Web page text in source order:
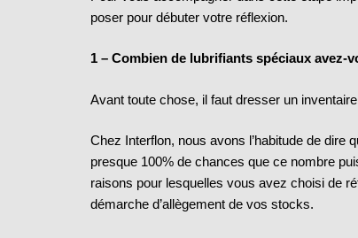
poser pour débuter votre réflexion.
1 – Combien de lubrifiants spéciaux avez-
Avant toute chose, il faut dresser un
Chez Interflon, nous avons l’habitude de dire
presque 100% de chances que ce nombre
raisons pour lesquelles vous avez choisi de
démarche d’allègement de vos stocks.